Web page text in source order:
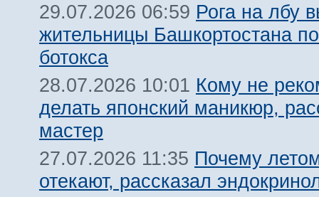
29.07.2026 06:59 Рога на лбу
жительницы Башкортостана
ботокса
28.07.2026 10:01 Кому не
делать японский маникюр,
мастер
27.07.2026 11:35 Почему
отекают, рассказал